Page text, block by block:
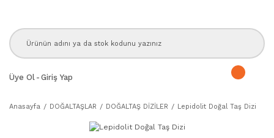
Üye Ol - Giriş Yap
Anasayfa DOĞALTAŞLAR DOĞALTAŞ DİZİLER Lepidolit Doğal Taş Dizi